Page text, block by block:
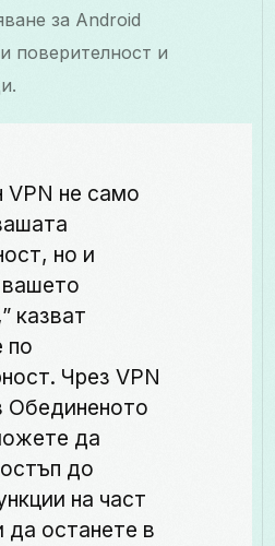
за Android
поверителност и
не само
но и
казват
по
Чрез VPN
Обединеното
да
до
на част
да останете в